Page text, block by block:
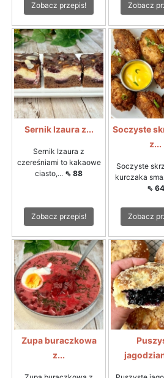
Zobacz przepis! Zobacz
Sernik Izaura z...
Sernik Izaura z
czereśniami to kakaowe
ciasto,... ⇖ 88
Zobacz przepis!
Soczyste
z...
Soczyste
kurczaka
⇖ 64
Zobacz
Zupa buraczkowa
z...